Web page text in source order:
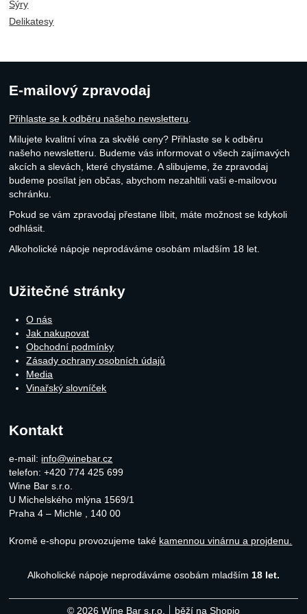
Teplota pro skladování…
Sýry
Delikatesy
E-mailový zpravodaj
Přihlaste se k odběru našeho newsletteru.
Milujete kvalitní vína za skvělé ceny? Přihlaste se k odběru
našeho newsletteru. Budeme vás informovat o všech zajímavých
akcích a slevách, které chystáme. A slibujeme, že zpravodaj
budeme posílat jen občas, abychom nezahltili vaši e-mailovou
schránku.
Pokud se vám zpravodaj přestane líbit, máte možnost se kdykoli
odhlásit.
Alkoholické nápoje neprodáváme osobám mladším 18 let.
Užitečné stránky
O nás
Jak nakupovat
Obchodní podmínky
Zásady ochrany osobních údajů
Media
Vinařský slovníček
Kontakt
e-mail: info@winebar.cz
telefon: +420 774 425 699
Wine Bar s.r.o.
U Michelského mlýna 1569/1
Praha 4 – Michle , 140 00
Kromě e-shopu provozujeme také kamennou vinárnu a projdenu.
Alkoholické nápoje neprodáváme osobám mladším 18 let.
© 2026 Wine Bar s.r.o. běží naShopio